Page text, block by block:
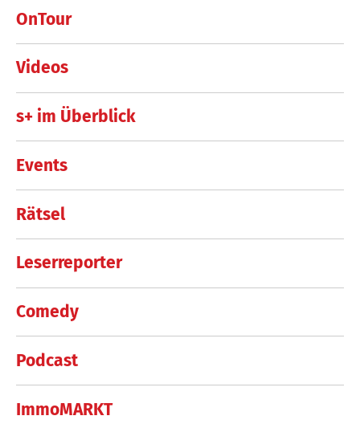
OnTour
Videos
s+ im Überblick
Events
Rätsel
Leserreporter
Comedy
Podcast
ImmoMARKT